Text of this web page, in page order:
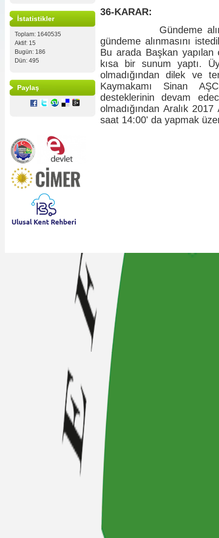
İstatistikler
Toplam: 1640535
Aktif: 15
Bugün: 186
Dün: 495
Paylaş
36-KARAR:
Gündeme alınacak
gündeme alınmasını
Bu arada Başkan yapılan
kısa bir sunum yaptı.
olmadığından dilek ve
Kaymakamı Sinan
desteklerinin devam
olmadığından Aralık
saat 14:00' da yapmak